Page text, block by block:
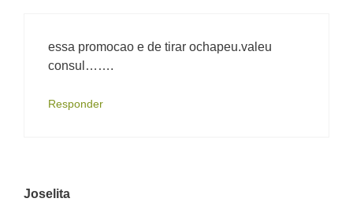
essa promocao e de tirar ochapeu.valeu
consul…….
Responder
Joselita